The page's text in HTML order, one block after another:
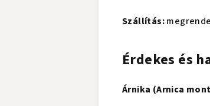
Szállítás:
Érdekes és
Árnika (Arnica